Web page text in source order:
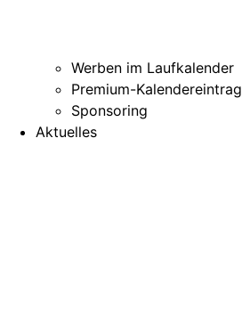
Werben im Laufkalender
Premium-Kalendereintrag
Sponsoring
Aktuelles